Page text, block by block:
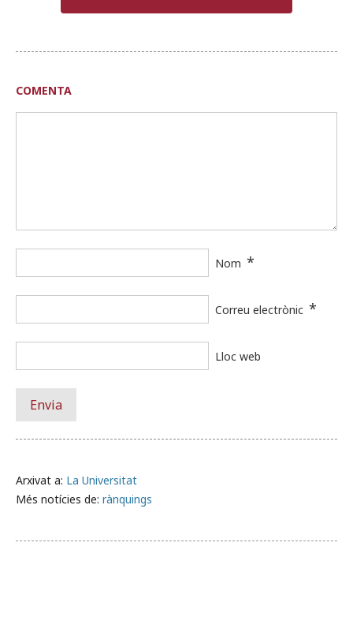
Arxivat a: La Universitat
Més notícies de: rànquings
COMENTA
Nom *
Correu electrònic *
Lloc web